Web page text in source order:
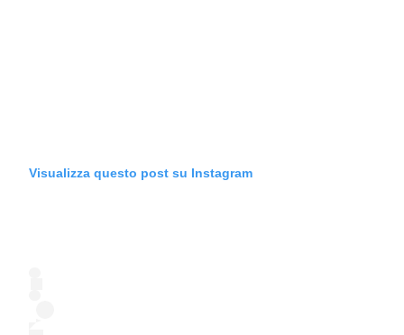
Visualizza questo post su Instagram